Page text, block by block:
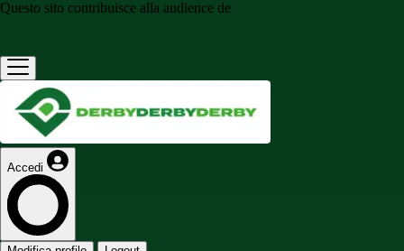
Questo sito contribuisce alla audience de
Accedi